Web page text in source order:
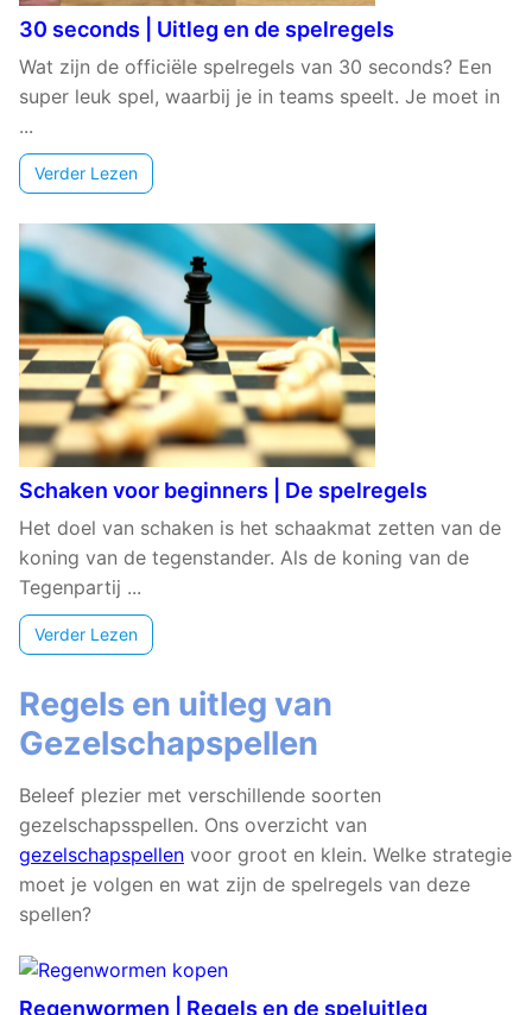
30 seconds | Uitleg en de spelregels
Wat zijn de officiële spelregels van 30 seconds? Een
super leuk spel, waarbij je in teams speelt. Je moet in
...
Verder Lezen
Schaken voor beginners | De spelregels
Het doel van schaken is het schaakmat zetten van de
koning van de tegenstander. Als de koning van de
Tegenpartij ...
Verder Lezen
Regels en uitleg van
Gezelschapspellen
Beleef plezier met verschillende soorten
gezelschapsspellen. Ons overzicht van
gezelschapspellen voor groot en klein. Welke strategie
moet je volgen en wat zijn de spelregels van deze
spellen?
Regenwormen | Regels en de speluitleg